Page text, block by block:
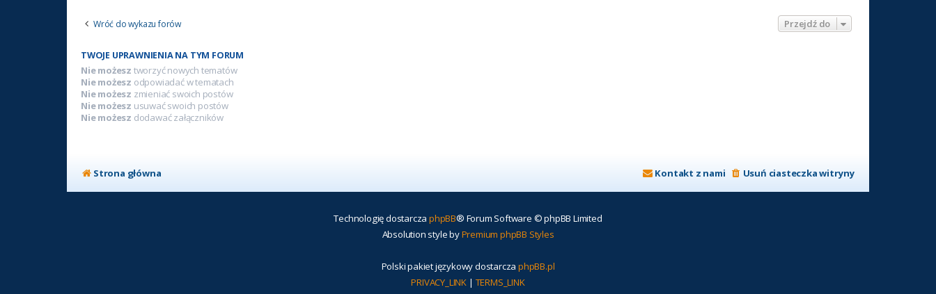
Wróć do wykazu forów Przejdź do
TWOJE UPRAWNIENIA NA TYM FORUM
Nie możesz tworzyć nowych tematów
Nie możesz odpowiadać w tematach
Nie możesz zmieniać swoich postów
Nie możesz usuwać swoich postów
Nie możesz dodawać załączników
Strona główna Usuń ciasteczka witryny
Kontakt z nami
Technologię dostarcza phpBB® Forum Software © phpBB Limited
Absolution style byPremium phpBB Styles
Polski pakiet językowy dostarcza phpBB.pl
PRIVACY_LINK | TERMS_LINK